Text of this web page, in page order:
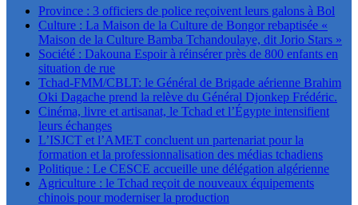
Province : 3 officiers de police reçoivent leurs galons à Bol
Culture : La Maison de la Culture de Bongor rebaptisée «
Maison de la Culture Bamba Tchandoulaye, dit Jorio Stars »
Société : Dakouna Espoir à réinsérer près de 800 enfants en
situation de rue
Tchad-FMM/CBLT: le Général de Brigade aérienne Brahim
Oki Dagache prend la relève du Général Djonkep Frédéric.
Cinéma, livre et artisanat, le Tchad et l’Égypte intensifient
leurs échanges
L’ISJCT et l’AMET concluent un partenariat pour la
formation et la professionnalisation des médias tchadiens
Politique : Le CESCE accueille une délégation algérienne
Agriculture : le Tchad reçoit de nouveaux équipements
chinois pour moderniser la production